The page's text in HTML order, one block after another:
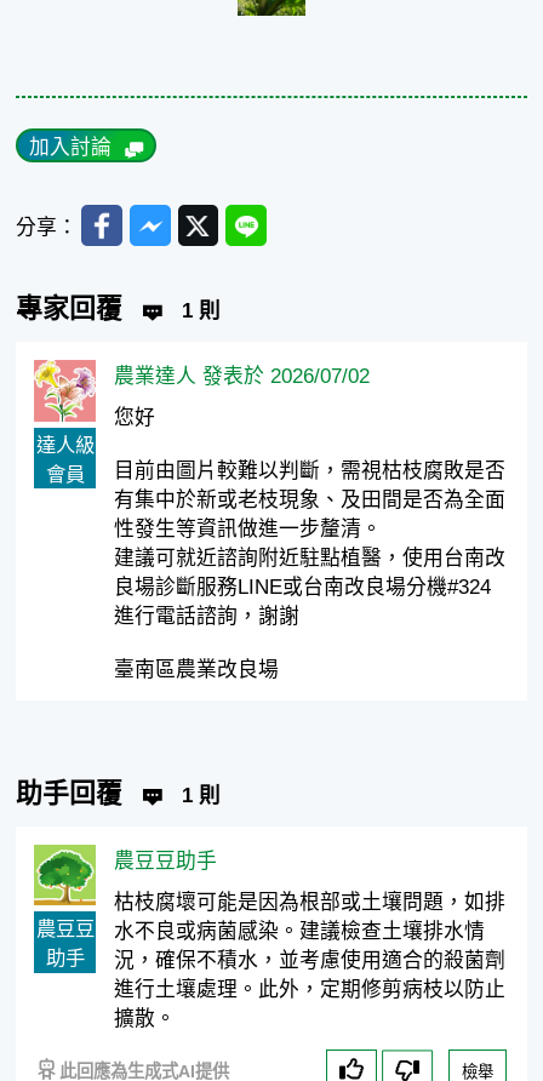
加入討論
分享： FacebookMessenger
TwitterLine
專家回覆 1 則
達人級
會員
農業達人 發表於 2026/07/02
您好
目前由圖片較難以判斷，需視枯枝腐敗是否
有集中於新或老枝現象、及田間是否為全面
性發生等資訊做進一步釐清。
建議可就近諮詢附近駐點植醫，使用台南改
良場診斷服務LINE或台南改良場分機#324
進行電話諮詢，謝謝
臺南區農業改良場
助手回覆 1 則
農豆豆
助手
農豆豆助手
枯枝腐壞可能是因為根部或土壤問題，如排
水不良或病菌感染。建議檢查土壤排水情
況，確保不積水，並考慮使用適合的殺菌劑
進行土壤處理。此外，定期修剪病枝以防止
擴散。
此回應為生成式AI提供 檢舉